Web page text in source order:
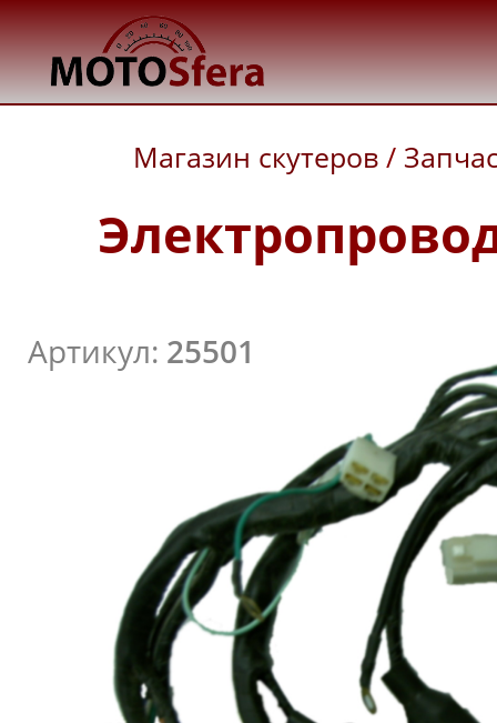
Магазин скутеров /
Артикул: 25501